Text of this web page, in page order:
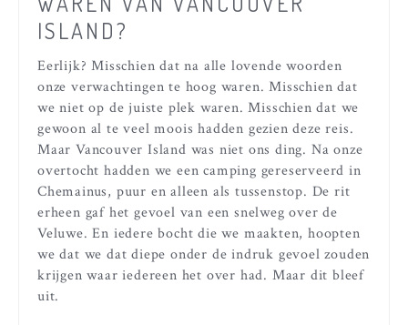
ISLAND?
Eerlijk? Misschien dat na alle lovende woorden
onze verwachtingen te hoog waren. Misschien dat
we niet op de juiste plek waren. Misschien dat we
gewoon al te veel moois hadden gezien deze reis.
Maar Vancouver Island was niet ons ding. Na onze
overtocht hadden we een camping gereserveerd in
Chemainus, puur en alleen als tussenstop. De rit
erheen gaf het gevoel van een snelweg over de
Veluwe. En iedere bocht die we maakten, hoopten
we dat we dat diepe onder de indruk gevoel zouden
krijgen waar iedereen het over had. Maar dit bleef
uit.